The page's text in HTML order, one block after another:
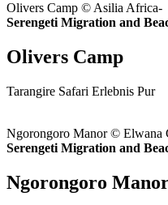
Olivers Camp © Asilia Africa-
Serengeti Migration and
Olivers Camp
Tarangire Safari Erlebnis Pur
Ngorongoro Manor © Elwana
Serengeti Migration and
Ngorongoro